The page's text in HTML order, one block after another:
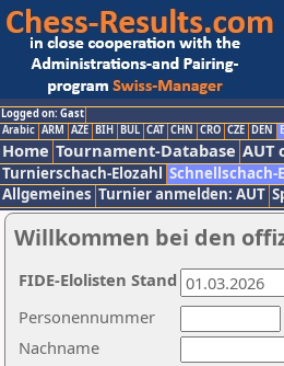
Logged on: Gast
Arabic ARM AZE BIH BUL CAT CHN CRO CZE DEN
Home Tournament-Database AUT
Turnierschach-Elozahl Schnellschach-
Allgemeines Turnier anmelden: AUT
Willkommen bei den
Nachname
Personennummer
FIDE-Elolisten Stand